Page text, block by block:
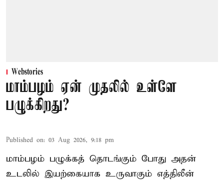
Webstories
மாம்பழம் ஏன் முதலில் உள்ளே
பழுக்கிறது?
Published on: 03 Aug 2026, 9:18 pm
மாம்பழம் பழுக்கத் தொடங்கும் போது அதன்
உடலில் இயற்கையாக உருவாகும் எத்திலீன்